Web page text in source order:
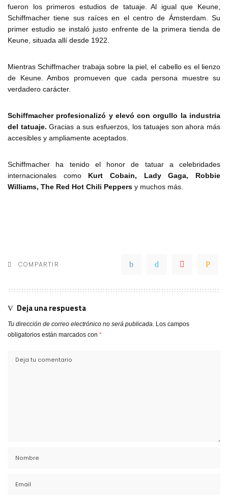
fueron los primeros estudios de tatuaje. Al igual que Keune,
Schiffmacher tiene sus raíces en el centro de Ámsterdam. Su
primer estudio se instaló justo enfrente de la primera tienda de
Keune, situada allí desde 1922.
Mientras Schiffmacher trabaja sobre la piel, el cabello es el lienzo
de Keune. Ambos promueven que cada persona muestre su
verdadero carácter.
Schiffmacher profesionalizó y elevó con orgullo la industria
del tatuaje. Gracias a sus esfuerzos, los tatuajes son ahora más
accesibles y ampliamente aceptados.
Schiffmacher ha tenido el honor de tatuar a celebridades
internacionales como Kurt Cobain, Lady Gaga, Robbie
Williams, The Red Hot Chili Peppers y muchos más.
COMPARTIR
Deja una respuesta
Tu dirección de correo electrónico no será publicada. Los campos
obligatorios están marcados con *